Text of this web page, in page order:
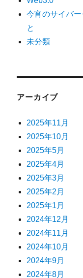
今宵のサイバ
と
未分類
アーカイブ
2025年11月
2025年10月
2025年5月
2025年4月
2025年3月
2025年2月
2025年1月
2024年12月
2024年11月
2024年10月
2024年9月
2024年8月